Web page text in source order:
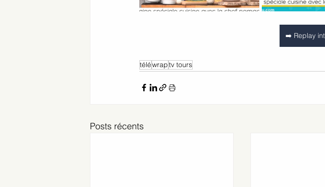
➡️ Replay
téléwraptv tours
Posts récents